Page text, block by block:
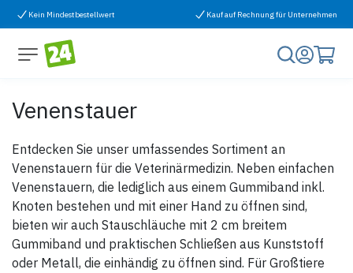
Zum Inhalt springen
Kein Mindestbestellwert Kauf auf Rechnung für Unternehmen
Venenstauer
Entdecken Sie unser umfassendes Sortiment an
Venenstauern für die Veterinärmedizin. Neben einfachen
Venenstauern, die lediglich aus einem Gummiband inkl.
Knoten bestehen und mit einer Hand zu öffnen sind,
bieten wir auch Stauschläuche mit 2 cm breitem
Gummiband und praktischen Schließen aus Kunststoff
oder Metall, die einhändig zu öffnen sind. Für Großtiere